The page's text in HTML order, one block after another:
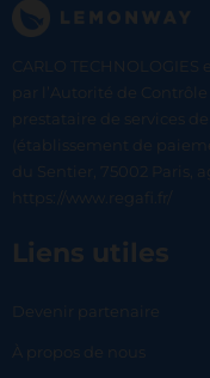
CARLO
par l’Autorité de
prestataire de services
(établissement de
du Sentier, 75002 Paris,
https://www.regafi.fr/
Liens utiles
Devenir partenaire
À propos de nous